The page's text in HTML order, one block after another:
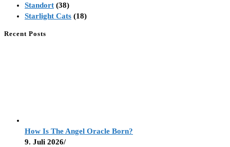
Standort (38)
Starlight Cats (18)
Recent Posts
How Is The Angel Oracle Born?
9. Juli 2026/